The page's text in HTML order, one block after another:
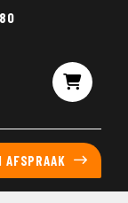
AFSPRAAK